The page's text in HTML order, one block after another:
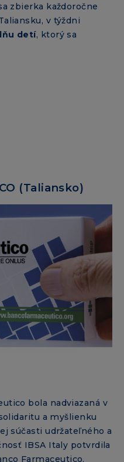
zbierka každoročne
v týždni
detí, ktorý sa
(Taliansko)
bola nadviazaná v
a myšlienku
súčasti udržateľného a
IBSA Italy potvrdila
Farmaceutico,